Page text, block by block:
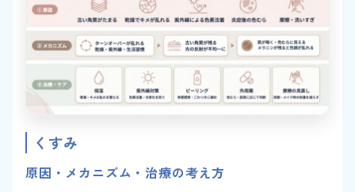
くすみ
原因・メカニズム・治療の考え方